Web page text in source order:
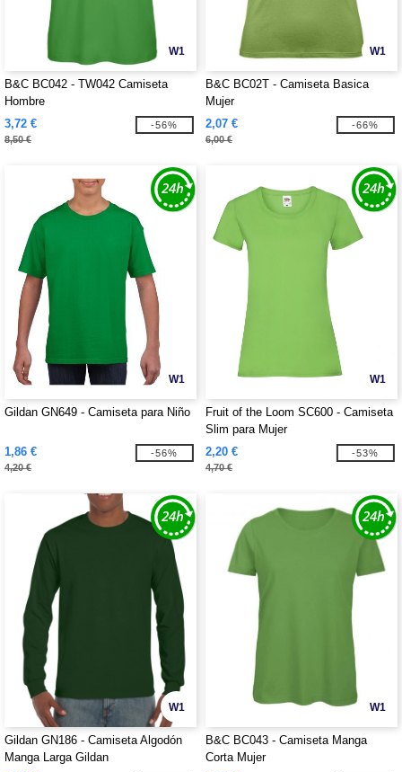
W1
B&C BC042 - TW042 Camiseta
Hombre
3,72 €
8,50 €
-56%
W1
B&C BC02T - Camiseta Basica
Mujer
2,07 €
6,00 €
-66%
W1
Gildan GN649 - Camiseta para Niño
1,86 €
4,20 €
-56%
W1
Fruit of the Loom SC600 - Camiseta
Slim para Mujer
2,20 €
4,70 €
-53%
W1
Gildan GN186 - Camiseta Algodón
Manga Larga Gildan
W1
B&C BC043 - Camiseta Manga
Corta Mujer